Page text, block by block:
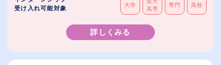
受け入れ可能対象
大学
短大
高専
専門 高校
詳しくみる